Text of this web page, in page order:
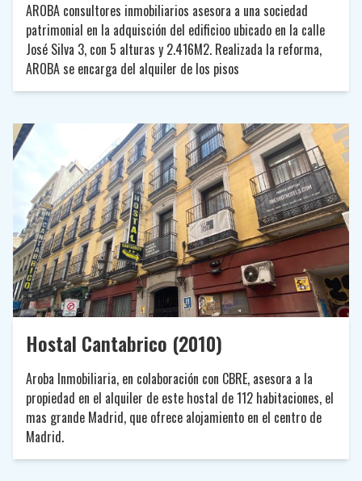
AROBA consultores inmobiliarios asesora a una sociedad
patrimonial en la adquisción del edificioo ubicado en la calle
José Silva 3, con 5 alturas y 2.416M2. Realizada la reforma,
AROBA se encarga del alquiler de los pisos
Hostal Cantabrico (2010)
Aroba Inmobiliaria, en colaboración con CBRE, asesora a la
propiedad en el alquiler de este hostal de 112 habitaciones, el
mas grande Madrid, que ofrece alojamiento en el centro de
Madrid.